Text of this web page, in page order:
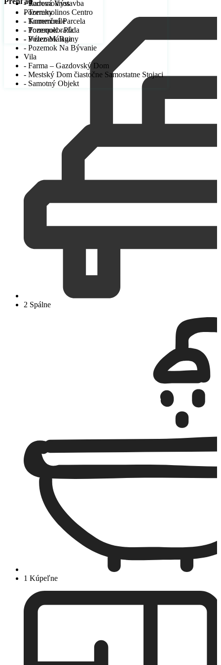
- Radová Výstavba
Pozemky
- Komerčná Parcela
- Pozemok - Pôda
- Pozemok Ruiny
- Pozemok Na Bývanie
Vila
- Farma – Gazdovský Dom
- Mestský Dom čiastočne Samostatne Stojaci
- Samotný Objekt
- Torremolinos
- Torremolinos Centro
- Torremuelle
- Torrequebrada
- Vélez-Málaga
2 Spálne
1 Kúpeľne